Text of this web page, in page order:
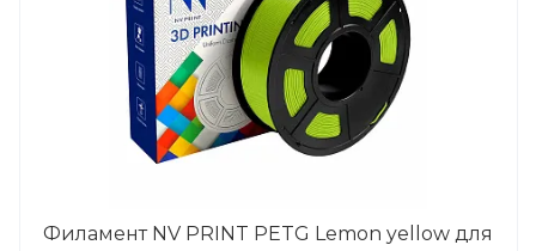
Филамент NV PRINT PETG Lemon yellow для